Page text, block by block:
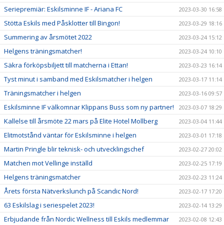
Seriepremiär: Eskilsminne IF - Ariana FC 2023-03-30 16:58
Stötta Eskils med Påsklotter till Bingon! 2023-03-29 18:16
Summering av årsmötet 2022 2023-03-24 15:12
Helgens träningsmatcher! 2023-03-24 10:10
Säkra förköpsbiljett till matcherna i Ettan! 2023-03-23 16:14
Tyst minut i samband med Eskilsmatcher i helgen 2023-03-17 11:14
Träningsmatcher i helgen 2023-03-16 09:57
Eskilsminne IF välkomnar Klippans Buss som ny partner! 2023-03-07 18:29
Kallelse till årsmöte 22 mars på Elite Hotel Mollberg 2023-03-04 11:44
Elitmotstånd väntar för Eskilsminne i helgen 2023-03-01 17:18
Martin Pringle blir teknisk- och utvecklingschef 2023-02-27 20:02
Matchen mot Vellinge inställd 2023-02-25 17:19
Helgens träningsmatcher 2023-02-23 11:24
Årets första Nätverkslunch på Scandic Nord! 2023-02-17 17:20
63 Eskilslag i seriespelet 2023! 2023-02-14 13:29
Erbjudande från Nordic Wellness till Eskils medlemmar 2023-02-08 12:43